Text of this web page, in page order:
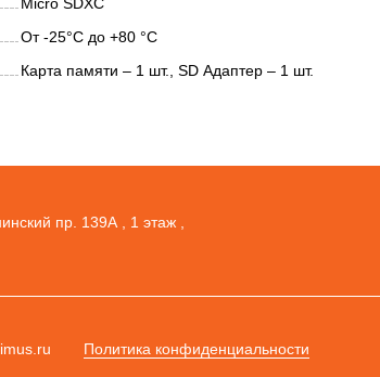
От -25°C до +80 °C
Карта памяти – 1 шт., SD Адаптер – 1 шт.
пр. 139А , 1 этаж ,
Политика конфиденциальности